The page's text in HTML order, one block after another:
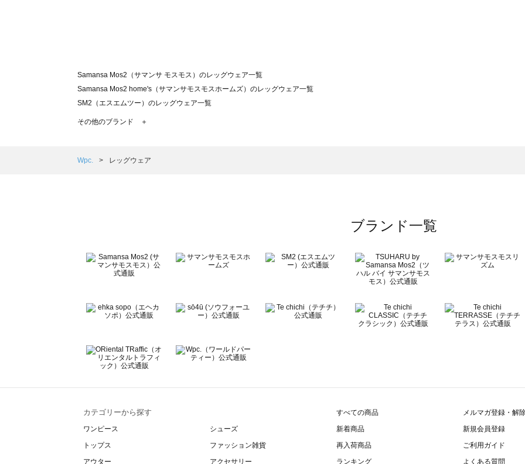
Samansa Mos2（サマンサ モスモス）のレッグウェア一覧
Samansa Mos2 home's（サマンサモスモスホームズ）のレッグウェア一覧
SM2（エスエムツー）のレッグウェア一覧
TSUHARU by Samansa Mos2（ツハルバイサマンサモスモス）のレッグウェア一覧
Samansa Mos2 Lagom（サマンサモスモス ラーゴム）のレッグウェア一覧
BETTY'S BLUE（べティーズブルー）のレッグウェア一覧
Wpc.（ワールドパーティー）のレッグウェア一覧
その他のブランド ＋
Wpc. レッグウェア
ブランド一覧
カテゴリーから探す
ワンピース
トップス
アウター
シューズ
ファッション雑貨
アクセサリー
すべての商品
新着商品
再入荷商品
ランキング
メルマガ登録・解
新規会員登録
ご利用ガイド
よくある質問